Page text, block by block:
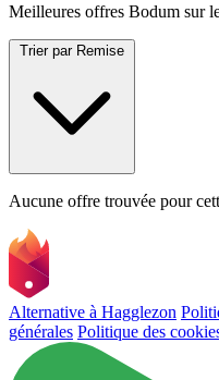
Meilleures offres Bodum sur
Trier par Remise
Aucune offre trouvée pour
Alternative à Hagglezon
générales Politique des